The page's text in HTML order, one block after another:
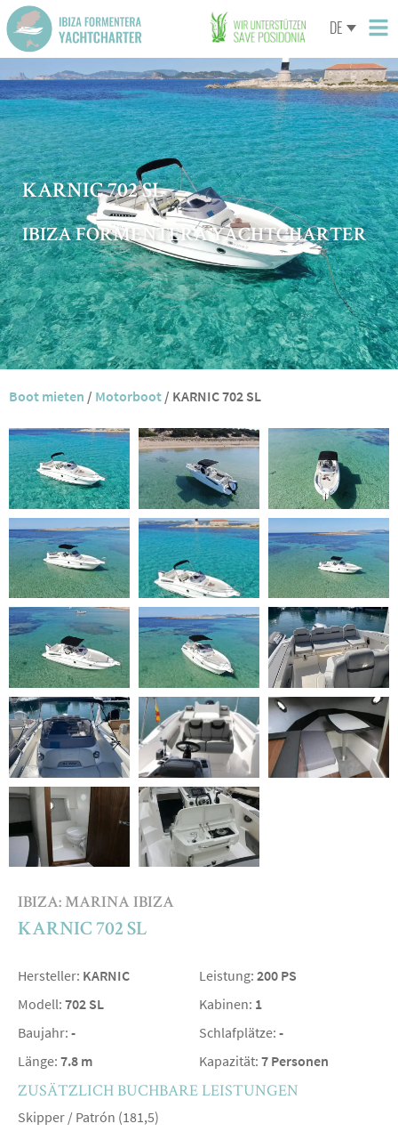
DE
KARNIC 702 SL
IBIZA FORMENTERA YACHTCHARTER
Boot mieten / Motorboot / KARNIC 702 SL
IBIZA: MARINA IBIZA
KARNIC 702 SL
Hersteller: KARNIC
Modell: 702 SL
Baujahr: -
Länge: 7.8 m
Leistung: 200 PS
Kabinen: 1
Schlafplätze: -
Kapazität: 7 Personen
ZUSÄTZLICH BUCHBARE LEISTUNGEN
Skipper / Patrón (181,5)